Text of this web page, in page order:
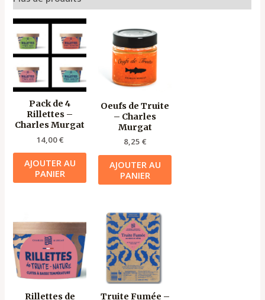
Pack de 4
Rillettes –
Charles Murgat
14,00€
AJOUTER AU
PANIER
Oeufs de Truite
– Charles
Murgat
8,25 €
AJOUTER AU
PANIER
Rillettes de
Truite Fumée –